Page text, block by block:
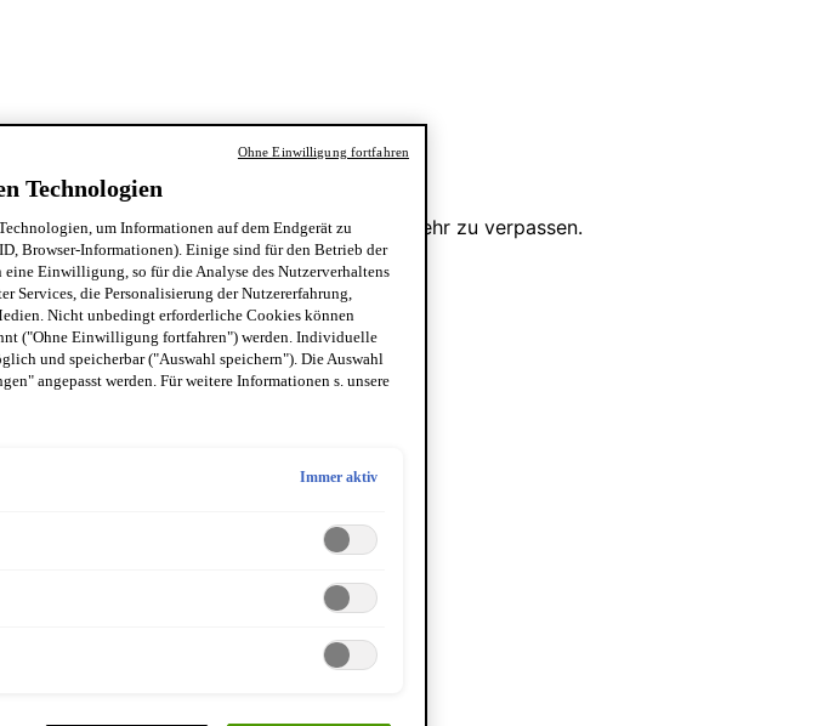
Technologien
um Informationen auf dem Endgerät zu
Browser-Informationen). Einige sind für den Betrieb der
Einwilligung, so für die Analyse des Nutzerverhaltens
Services, die Personalisierung der Nutzererfahrung,
Nicht unbedingt erforderliche Cookies können
("Ohne Einwilligung fortfahren") werden. Individuelle
und speicherbar ("Auswahl speichern"). Die Auswahl
angepasst werden. Für weitere Informationen s. unsere
Immer aktiv
Ohne Einwilligung fortfahren